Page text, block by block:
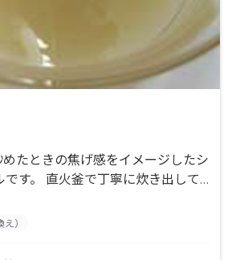
たときの焦げ感をイメージしたシ
です。 直火釜で丁寧に炊き出して
コク・旨味・調理感 が付与できま
）